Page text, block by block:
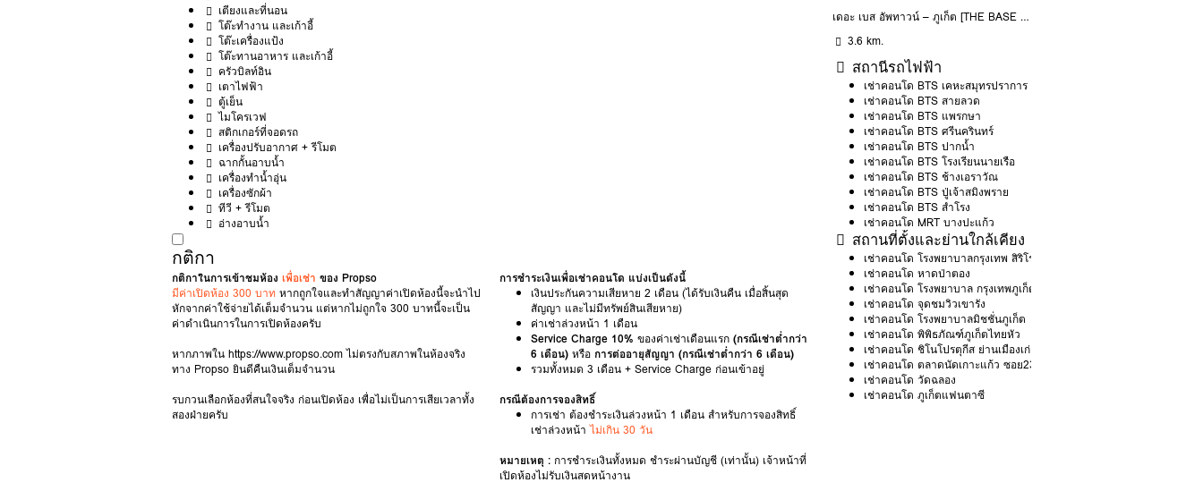
เตียงและที่นอน
โต๊ะทำงาน และเก้าอี้
โต๊ะเครื่องแป้ง
โต๊ะทานอาหาร และเก้าอี้
ครัวบิลท์อิน
เตาไฟฟ้า
ตู้เย็น
ไมโครเวฟ
สติกเกอร์ที่จอดรถ
เครื่องปรับอากาศ + รีโมต
ฉากกั้นอาบน้ำ
เครื่องทำน้ำอุ่น
เครื่องซักผ้า
ทีวี + รีโมต
อ่างอาบน้ำ
กติกา
กติกาในการเข้าชมห้อง เพื่อเช่า ของ Propso
มีค่าเปิดห้อง 300 บาท หากถูกใจและทำสัญญาค่าเปิดห้องนี้จะนำไป
หักจากค่าใช้จ่ายได้เต็มจำนวน แต่หากไม่ถูกใจ 300 บาทนี้จะเป็น
ค่าดำเนินการในการเปิดห้องครับ
หากภาพใน https://www.propso.comไม่ตรงกับสภาพในห้องจริง
ทาง Propso ยินดีคืนเงินเต็มจำนวน
รบกวนเลือกห้องที่สนใจจริง ก่อนเปิดห้อง เพื่อไม่เป็นการเสียเวลาทั้ง
สองฝ่ายครับ
การชำระเงินเพื่อเช่าคอนโด แบ่งเป็นดังนี้
เงินประกันความเสียหาย 2 เดือน (ได้รับเงินคืน เมื่อสิ้นสุด
สัญญา และไม่มีทรัพย์สินเสียหาย)
ค่าเช่าล่วงหน้า 1 เดือน
Service Charge 10% ของค่าเช่าเดือนแรก(กรณีเช่าต่ำกว่า
6 เดือน) หรือ การต่ออายุสัญญา (กรณีเช่าต่ำกว่า 6 เดือน)
รวมทั้งหมด 3 เดือน + Service Charge ก่อนเข้าอยู่
กรณีต้องการจองสิทธิ์
การเช่า ต้องชำระเงินล่วงหน้า 1 เดือน สำหรับการจองสิทธิ์
เช่าล่วงหน้าไม่เกิน 30 วัน
หมายเหตุ : การชำระเงินทั้งหมด ชำระผ่านบัญชี (เท่านั้น) เจ้าหน้าที่
เปิดห้องไม่รับเงินสดหน้างาน
เดอะ เบส อัพทาวน์ – ภูเก็ต [THE BASE UPTOWN – PHUKET]
3.6 km.
สถานีรถไฟฟ้า
เช่าคอนโด BTS เคหะสมุทรปราการ
เช่าคอนโด BTS สายลวด
เช่าคอนโด BTS แพรกษา
เช่าคอนโด BTS ศรีนครินทร์
เช่าคอนโด BTS ปากน้ำ
เช่าคอนโด BTS โรงเรียนนายเรือ
เช่าคอนโด BTS ช้างเอราวัณ
เช่าคอนโด BTS ปู่เจ้าสมิงพราย
เช่าคอนโด BTS สำโรง
เช่าคอนโด MRT บางปะแก้ว
สถานที่ตั้งและย่านใกล้เคียง
เช่าคอนโด โรงพยาบาลกรุงเทพ สิริโรจน์
เช่าคอนโด หาดป่าตอง
เช่าคอนโด โรงพยาบาล กรุงเทพภูเก็ต
เช่าคอนโด จุดชมวิวเขารัง
เช่าคอนโด โรงพยาบาลมิชชั่นภูเก็ต
เช่าคอนโด พิพิธภัณฑ์ภูเก็ตไทยหัว
เช่าคอนโด ชิโนโปรตุกีส ย่านเมืองเก่าภูเก็ต
เช่าคอนโด ตลาดนัดเกาะแก้ว ซอย23
เช่าคอนโด วัดฉลอง
เช่าคอนโด ภูเก็ตแฟนตาซี